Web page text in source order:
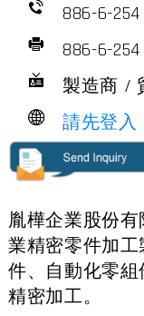
886-6-254
886-6-254
製造商 /
請先登入
胤樺企業股份
業精密零件加
件、自動化零
精密加工。